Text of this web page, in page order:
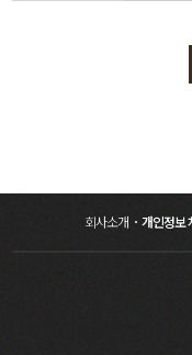
회사소개 개인정보